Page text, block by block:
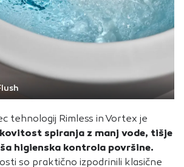
tehnologij Rimless in Vortex je
spiranja z manj vode, tišje
higienska kontrola površine.
so praktično izpodrinili klasične